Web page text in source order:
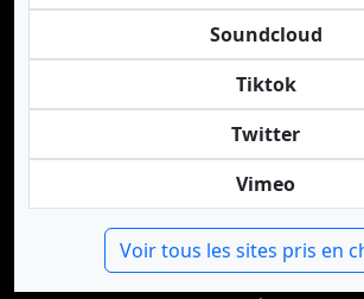
Soundcloud
Tiktok
Twitter
Vimeo
Voir tous les sites pris en